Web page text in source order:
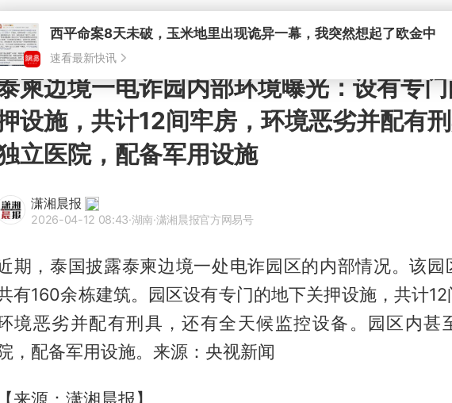
西平命案8天未破，玉米地里出现诡异一幕，我突然想起了欧金中
速看最新快讯
柬边境一电诈园内部环境曝光：设有专
设施，共计12间牢房，环境恶劣并配有
立医院，配备军用设施
潇湘晨报
2026-04-12 08:43·湖南·潇湘晨报官方网易号
期，泰国披露泰柬边境一处电诈园区的内部情况。该园
有160余栋建筑。园区设有专门的地下关押设施，共计
境恶劣并配有刑具，还有全天候监控设备。园区内甚
，配备军用设施。来源：央视新闻